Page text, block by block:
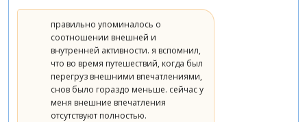
правильно упоминалось о
соотношении внешней и
внутренней активности. я вспомнил,
что во время путешествий, когда был
перегруз внешними впечатлениями,
снов было гораздо меньше. сейчас у
меня внешние впечатления
отсутствуют полностью.